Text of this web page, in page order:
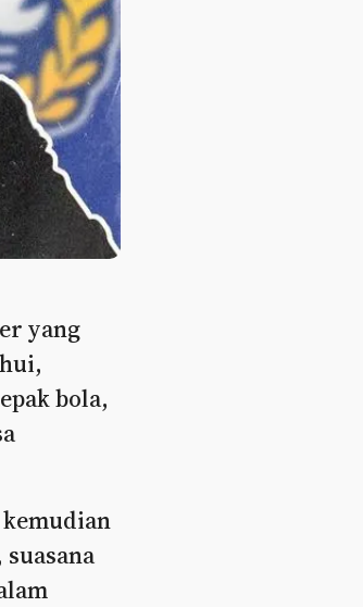
yang
bola,